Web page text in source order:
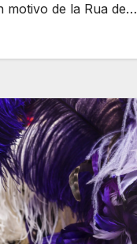
motivo de la Rua de…